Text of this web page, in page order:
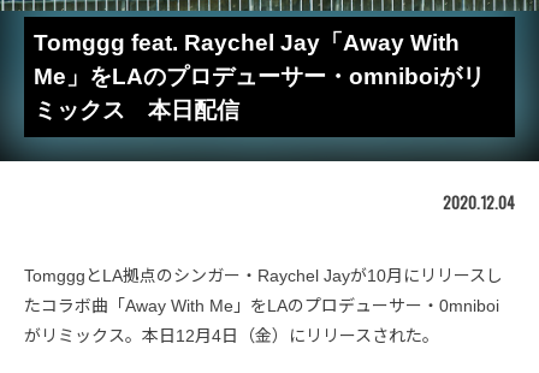
Tomggg feat. Raychel Jay「Away With
Me」をLAのプロデューサー・omniboiがリ
ミックス 本日配信
2020.12.04
TomgggとLA拠点のシンガー・Raychel Jayが10月にリリースし
たコラボ曲「Away With Me」をLAのプロデューサー・0mniboi
がリミックス。本日12月4日（金）にリリースされた。